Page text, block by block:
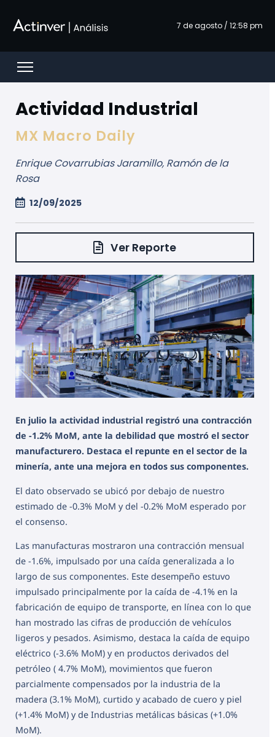
7 de agosto / 12:58 pm
Open menu
Actividad Industrial
MX Macro Daily
Enrique Covarrubias Jaramillo, Ramón de la
Rosa
12/09/2025
Ver Reporte
En julio la actividad industrial registró una contracción
de -1.2% MoM, ante la debilidad que mostró el sector
manufacturero. Destaca el repunte en el sector de la
minería, ante una mejora en todos sus componentes.
El dato observado se ubicó por debajo de nuestro
estimado de -0.3% MoM y del -0.2% MoM esperado por
el consenso.
Las manufacturas mostraron una contracción mensual
de -1.6%, impulsado por una caída generalizada a lo
largo de sus componentes. Este desempeño estuvo
impulsado principalmente por la caída de -4.1% en la
fabricación de equipo de transporte, en línea con lo que
han mostrado las cifras de producción de vehículos
ligeros y pesados. Asimismo, destaca la caída de equipo
eléctrico (-3.6% MoM) y en productos derivados del
petróleo ( 4.7% MoM), movimientos que fueron
parcialmente compensados por la industria de la
madera (3.1% MoM), curtido y acabado de cuero y piel
(+1.4% MoM) y de Industrias metálicas básicas (+1.0%
MoM).